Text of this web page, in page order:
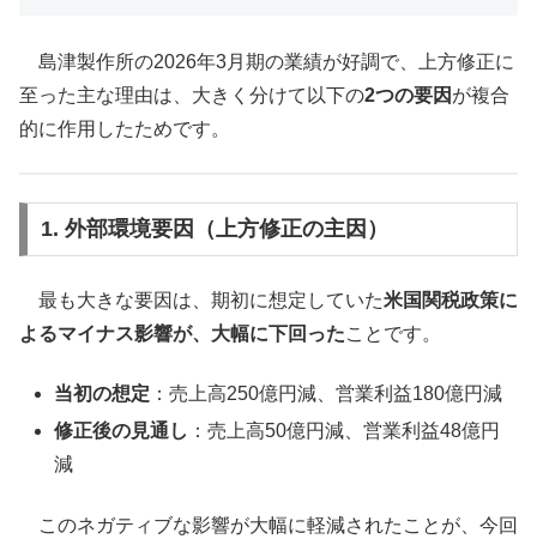
島津製作所の2026年3月期の業績が好調で、上方修正に
至った主な理由は、大きく分けて以下の2つの要因 が複合
的に作用したためです。
1. 外部環境要因（上方修正の主因）
最も大きな要因は、期初に想定していた米国関税政策に
よるマイナス影響が、大幅に下回ったことです。
当初の想定 ：売上高250億円減、営業利益180億円減
修正後の見通し ：売上高50億円減、営業利益48億円
減
このネガティブな影響が大幅に軽減されたことが、今回